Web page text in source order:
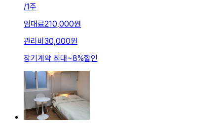
/1주
임대료210,000원
관리비 30,000원
장기계약 최대~8%할인